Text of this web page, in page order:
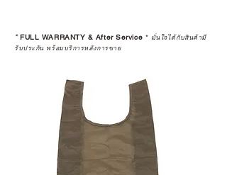
*FULL WARRANTY & After Service * มั่นใจได้กับสินค้ามี
รับประกัน พร้อมบริการหลังการขาย